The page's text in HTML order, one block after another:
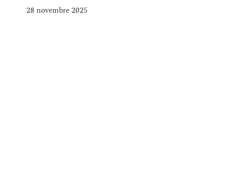
28 novembre 2025